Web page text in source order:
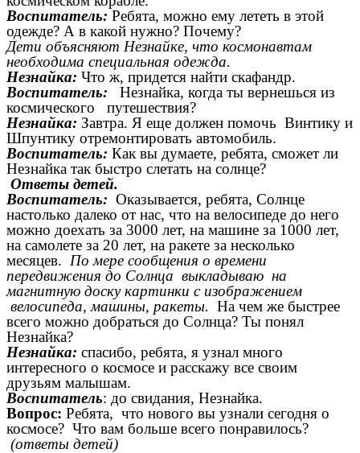
Воспитатель: Ребята, можно ему лететь в этой
одежде? А в какой нужно? Почему?
Дети объясняют Незнайке, что космонавтам
необходима специальная одежда.
Незнайка: Что ж, придется найти скафандр.
Воспитатель:
Незнайка, когда ты вернешься из
космического путешествия?
Незнайка: Завтра. Я еще должен помочь Винтику и
Шпунтику отремонтировать автомобиль.
Воспитатель: Как вы думаете, ребята, сможет ли
Незнайка так быстро слетать на солнце?
Ответы детей.
Воспитатель: Оказывается, ребята, Солнце
настолько далеко от нас, что на велосипеде до него
можно доехать за 3000 лет, на машине за 1000 лет,
на самолете за 20 лет, на ракете за несколько
месяцев. По мере сообщения о времени
передвижения до Солнца выкладываю на
магнитную доску картинки с изображением
велосипеда, машины, ракеты. На чем же быстрее
всего можно добраться до Солнца? Ты понял
Незнайка?
Незнайка: спасибо, ребята, я узнал много
интересного о космосе и расскажу все своим
друзьям малышам.
Воспитатель: до свидания, Незнайка.
Вопрос: Ребята, что нового вы узнали сегодня о
космосе? Что вам больше всего понравилось?
(ответы детей)